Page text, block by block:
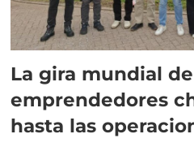
La gira mundial
emprendedores
hasta las